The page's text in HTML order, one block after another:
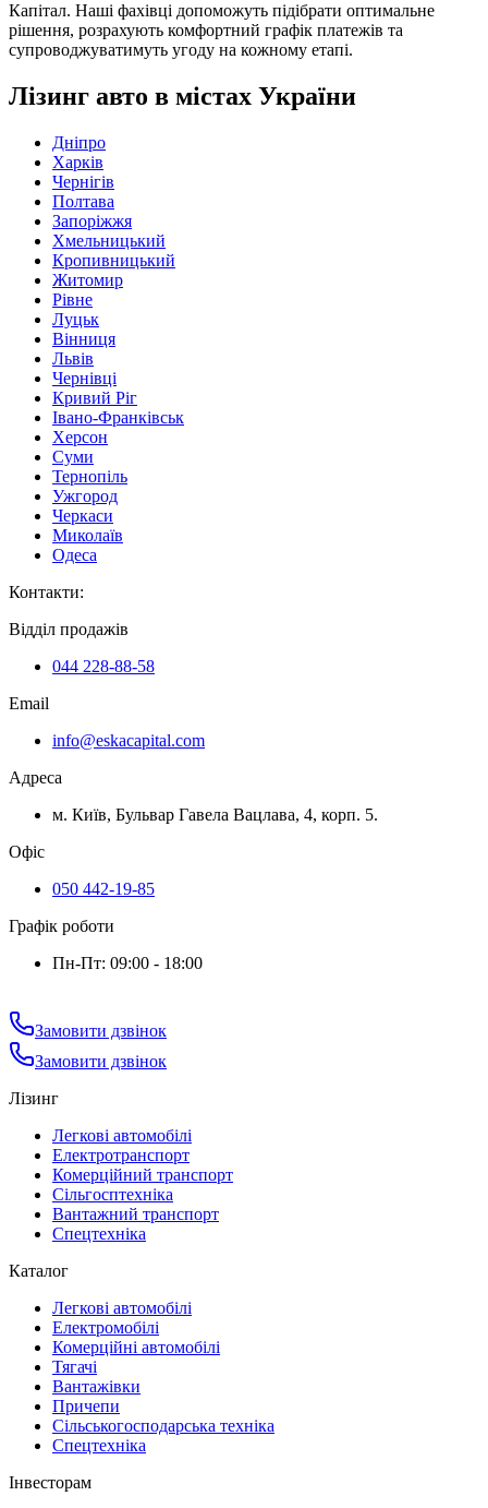
Капітал. Наші фахівці допоможуть підібрати оптимальне
рішення, розрахують комфортний графік платежів та
супроводжуватимуть угоду на кожному етапі.
Лізинг авто в містах України
Дніпро
Харків
Чернігів
Полтава
Запоріжжя
Хмельницький
Кропивницький
Житомир
Рівне
Луцьк
Вінниця
Львів
Чернівці
Кривий Ріг
Івано-Франківськ
Херсон
Суми
Тернопіль
Ужгород
Черкаси
Миколаїв
Одеса
Контакти:
Відділ продажів
044 228-88-58
Email
info@eskacapital.com
Адреса
м. Київ, Бульвар Гавела Вацлава, 4, корп. 5.
Офіс
050 442-19-85
Графік роботи
Пн-Пт: 09:00 - 18:00
Замовити дзвінок
Замовити дзвінок
Лізинг
Легкові автомобілі
Електротранспорт
Комерційний транспорт
Сільгосптехніка
Вантажний транспорт
Спецтехніка
Каталог
Легкові автомобілі
Електромобілі
Комерційні автомобілі
Тягачі
Вантажівки
Причепи
Сільськогосподарська техніка
Спецтехніка
Інвесторам